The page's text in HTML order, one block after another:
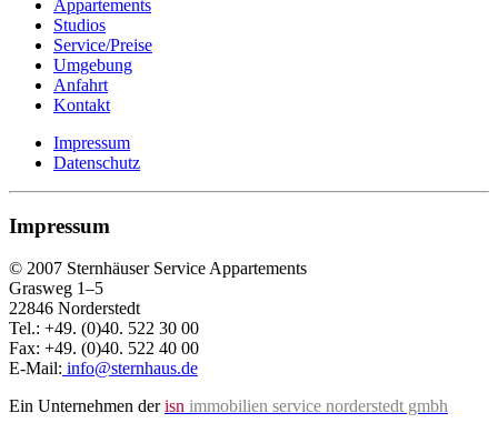
Appartements
Studios
Service/Preise
Umgebung
Anfahrt
Kontakt
Impressum
Datenschutz
Impressum
© 2007 Sternhäuser Service Appartements
Grasweg 1–5
22846 Norderstedt
Tel.: +49. (0)40. 522 30 00
Fax: +49. (0)40. 522 40 00
E-Mail: info@sternhaus.de
Ein Unternehmen derisn immobilien service norderstedt gmbh